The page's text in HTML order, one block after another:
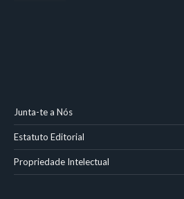
Junta-te a Nós
Estatuto Editorial
Propriedade Intelectual